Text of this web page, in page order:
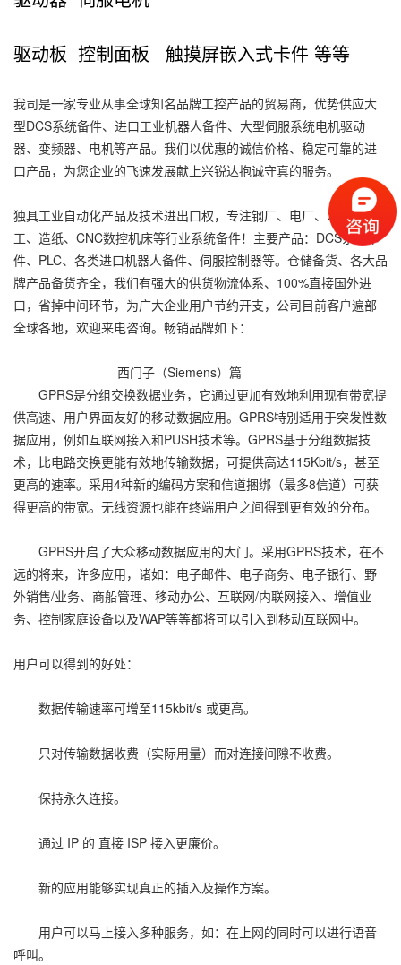
驱动板 控制面板 触摸屏嵌入式卡件 等等
我司是一家专业从事全球知名品牌工控产品的贸易商，优势供应大
型DCS系统备件、进口工业机器人备件、大型伺服系统电机驱动
器、变频器、电机等产品。我们以优惠的诚信价格、稳定可靠的进
口产品，为您企业的飞速发展献上兴锐达抱诚守真的服务。
独具工业自动化产品及技术进出口权，专注钢厂、电厂、水泥、化
工、造纸、CNC数控机床等行业系统备件！主要产品：DCS系统卡
件、PLC、各类进口机器人备件、伺服控制器等。仓储备货、各大品
牌产品备货齐全，我们有强大的供货物流体系、100%直接国外进
口，省掉中间环节，为广大企业用户节约开支，公司目前客户遍部
全球各地，欢迎来电咨询。畅销品牌如下：
西门子（Siemens）篇
GPRS是分组交换数据业务，它通过更加有效地利用现有带宽提
供高速、用户界面友好的移动数据应用。GPRS特别适用于突发性数
据应用，例如互联网接入和PUSH技术等。GPRS基于分组数据技
术，比电路交换更能有效地传输数据，可提供高达115Kbit/s，甚至
更高的速率。采用4种新的编码方案和信道捆绑（最多8信道）可获
得更高的带宽。无线资源也能在终端用户之间得到更有效的分布。
GPRS开启了大众移动数据应用的大门。采用GPRS技术，在不
远的将来，许多应用，诸如：电子邮件、电子商务、电子银行、野
外销售/业务、商船管理、移动办公、互联网/内联网接入、增值业
务、控制家庭设备以及WAP等等都将可以引入到移动互联网中。
用户可以得到的好处：
数据传输速率可增至115kbit/s 或更高。
只对传输数据收费（实际用量）而对连接间隙不收费。
保持永久连接。
通过 IP 的 直接 ISP 接入更廉价。
新的应用能够实现真正的插入及操作方案。
用户可以马上接入多种服务，如：在上网的同时可以进行语音
呼叫。